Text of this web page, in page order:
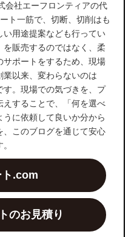
会社エーフロンティアの代
ト一筋で、切断、切削はも
い用途提案なども行ってい
販売するのではなく、柔
ポートをするため、現場
以来、変わらないのは
す。現場での気づきを、プ
えすることで、「何を選べ
に依頼して良いか分から
、このブログを通じて安心
ト.com
のお見積り